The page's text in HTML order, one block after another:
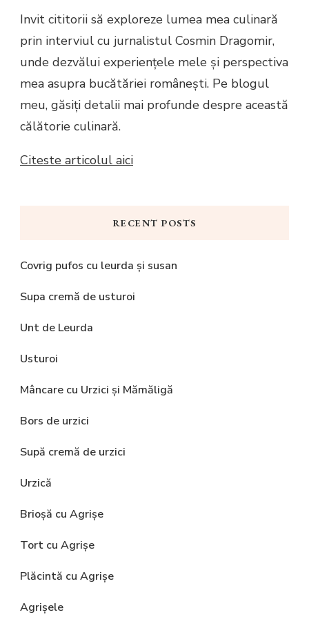
Invit cititorii să exploreze lumea mea culinară
prin interviul cu jurnalistul Cosmin Dragomir,
unde dezvălui experiențele mele și perspectiva
mea asupra bucătăriei românești. Pe blogul
meu, găsiți detalii mai profunde despre această
călătorie culinară.
Citeste articolul aici
RECENT POSTS
Covrig pufos cu leurda și susan
Supa cremă de usturoi
Unt de Leurda
Usturoi
Mâncare cu Urzici și Mămăligă
Bors de urzici
Supă cremă de urzici
Urzică
Brioșă cu Agrișe
Tort cu Agrișe
Plăcintă cu Agrișe
Agrișele